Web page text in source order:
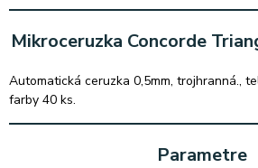
Mikroceruzka Concorde
Automatická ceruzka 0,5mm, trojhranná.,
farby 40 ks.
Parametre